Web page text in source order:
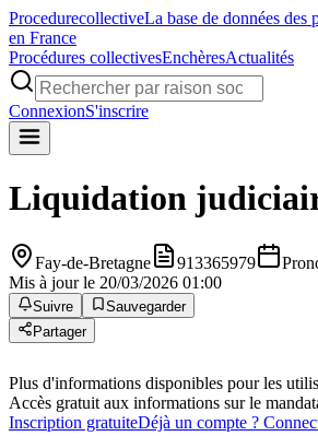
ProcedurecollectiveLa base de données des
en France
Procédures collectivesEnchèresActualités
ConnexionS'inscrire
Liquidation
Fay-de-Bretagne 913365979
Mis à jour le 20/03/2026 01:00
Suivre
Sauvegarder
Partager
Plus d'informations disponibles pour les
Accès gratuit aux informations sur le
Inscription gratuiteDéjà un compte ?